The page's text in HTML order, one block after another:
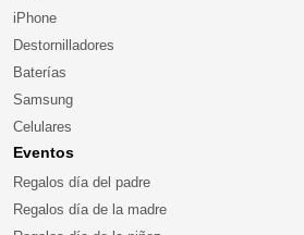
iPhone
Destornilladores
Baterías
Samsung
Celulares
Eventos
Regalos día del padre
Regalos día de la madre